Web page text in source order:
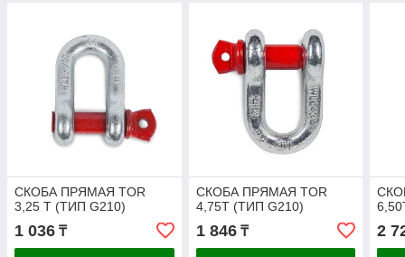
СКОБА ПРЯМАЯ TOR
3,25 Т (ТИП G210)
1 036 ₸
СКОБА ПРЯМАЯ TOR
4,75Т (ТИП G210)
1 846₸ 2